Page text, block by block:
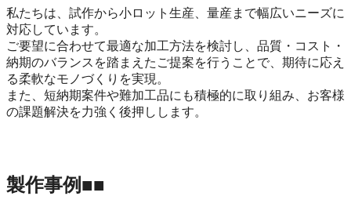
私たちは、試作から小ロット生産、量産まで幅広いニーズに
対応しています。
ご要望に合わせて最適な加工方法を検討し、品質・コスト・
納期のバランスを踏まえたご提案を行うことで、期待に応え
る柔軟なモノづくりを実現。
また、短納期案件や難加工品にも積極的に取り組み、お客様
の課題解決を力強く後押しします。
製作事例■■